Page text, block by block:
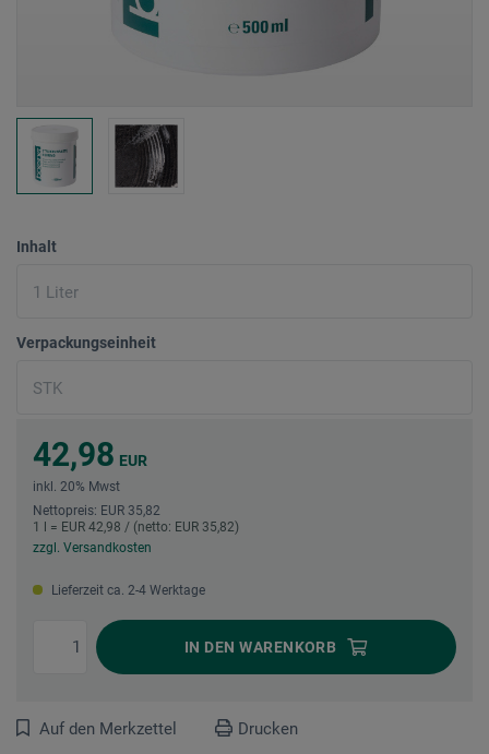
Inhalt
Verpackungseinheit
42,98 EUR
inkl. 20% Mwst
Nettopreis: EUR 35,82
1 l = EUR 42,98 / (netto: EUR 35,82)
zzgl. Versandkosten
Lieferzeit ca. 2-4 Werktage
IN DEN WARENKORB
Auf den Merkzettel Drucken